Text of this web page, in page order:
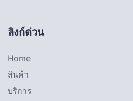
ลิงก์ด่วน
Home
สินค้า
บริการ